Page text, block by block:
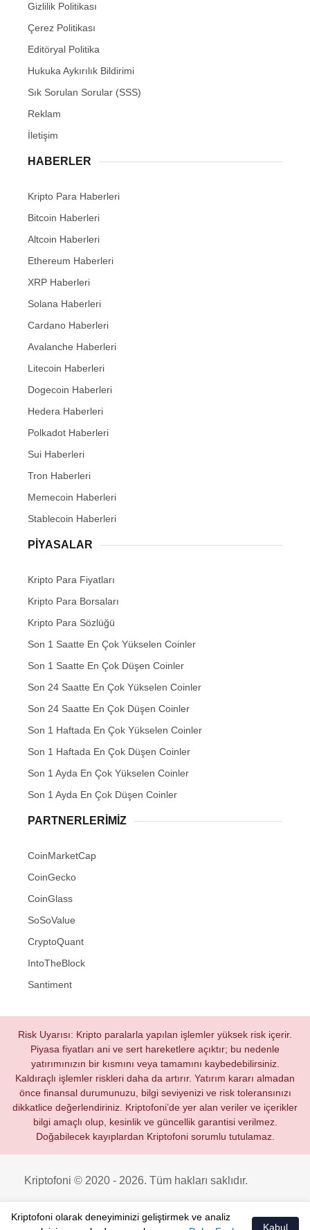
Gizlilik Politikası
Çerez Politikası
Editöryal Politika
Hukuka Aykırılık Bildirimi
Sık Sorulan Sorular (SSS)
Reklam
İletişim
HABERLER
Kripto Para Haberleri
Bitcoin Haberleri
Altcoin Haberleri
Ethereum Haberleri
XRP Haberleri
Solana Haberleri
Cardano Haberleri
Avalanche Haberleri
Litecoin Haberleri
Dogecoin Haberleri
Hedera Haberleri
Polkadot Haberleri
Sui Haberleri
Tron Haberleri
Memecoin Haberleri
Stablecoin Haberleri
PIYASALAR
Kripto Para Fiyatları
Kripto Para Borsaları
Kripto Para Sözlüğü
Son 1 Saatte En Çok Yükselen Coinler
Son 1 Saatte En Çok Düşen Coinler
Son 24 Saatte En Çok Yükselen Coinler
Son 24 Saatte En Çok Düşen Coinler
Son 1 Haftada En Çok Yükselen Coinler
Son 1 Haftada En Çok Düşen Coinler
Son 1 Ayda En Çok Yükselen Coinler
Son 1 Ayda En Çok Düşen Coinler
PARTNERLERIMIZ
CoinMarketCap
CoinGecko
CoinGlass
SoSoValue
CryptoQuant
IntoTheBlock
Santiment
Risk Uyarısı: Kripto paralarla yapılan işlemler yüksek risk içerir.
Piyasa fiyatları ani ve sert hareketlere açıktır; bu nedenle
yatırımınızın bir kısmını veya tamamını kaybedebilirsiniz.
Kaldıraçlı işlemler riskleri daha da artırır. Yatırım kararı almadan
önce finansal durumunuzu, bilgi seviyenizi ve risk toleransınızı
dikkatlice değerlendiriniz. Kriptofoni’de yer alan veriler ve içerikler
bilgi amaçlı olup, kesinlik ve güncellik garantisi verilmez.
Doğabilecek kayıplardan Kriptofoni sorumlu tutulamaz.
Kriptofoni © 2020 - 2026. Tüm hakları saklıdır.
Kriptofoni olarak deneyiminizi geliştirmek ve analiz
Kabul